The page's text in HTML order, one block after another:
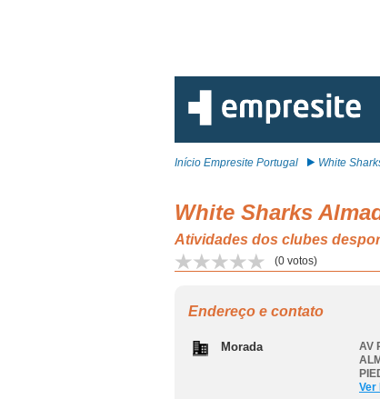
Início Empresite Portugal White
White Sharks
Atividades dos clubes
(0 votos)
Endereço e contato
Morada
AV
Ver